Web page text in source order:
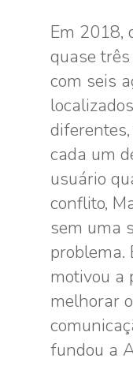
Em 2018,
quase
com seis
cada um
usuário
conflito,
sem uma
problema.
motivou a
melhorar
fundou a